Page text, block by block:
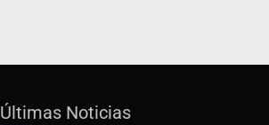
Últimas Noticias